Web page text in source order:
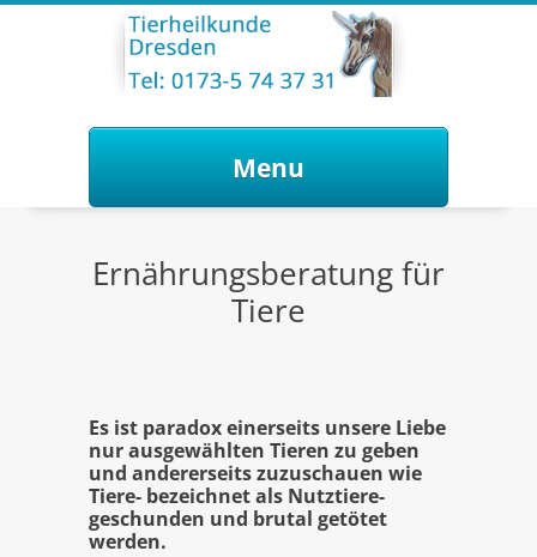
Menu
Ernährungsberatung für
Tiere
Es ist paradox einerseits unsere Liebe
nur ausgewählten Tieren zu geben
und andererseits zuzuschauen wie
Tiere- bezeichnet als Nutztiere-
geschunden und brutal getötet
werden.